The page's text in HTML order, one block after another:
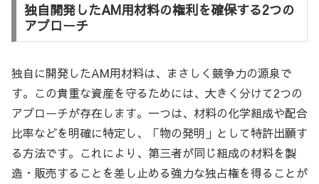
独自開発したAM用材料の権利を確保する2つの
アプローチ
独自に開発したAM用材料は、まさしく競争力の源泉で
す。この貴重な資産を守るためには、大きく分けて2つの
アプローチが存在します。一つは、材料の化学組成や配合
比率などを明確に特定し、「物の発明」として特許出願す
る方法です。これにより、第三者が同じ組成の材料を製
造・販売することを差し止める強力な独占権を得ることが